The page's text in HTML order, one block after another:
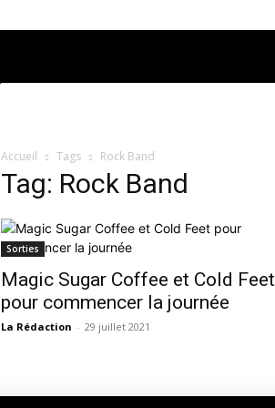
Accueil Tags Rock Band
Tag: Rock Band
Sorties
Magic Sugar Coffee et Cold Feet
pour commencer la journée
La Rédaction - 29 juillet 2021